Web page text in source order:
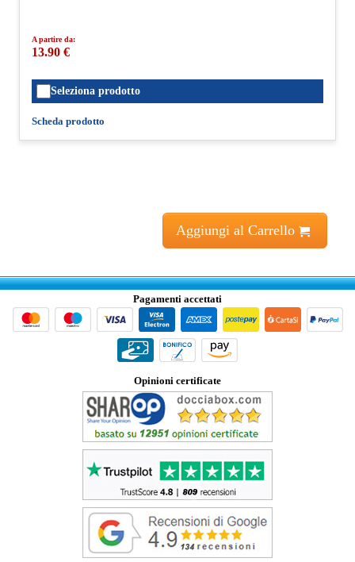
A partire da:
13.90 €
Seleziona prodotto
Scheda prodotto
Aggiungi al Carrello
Pagamenti accettati
Opinioni certificate